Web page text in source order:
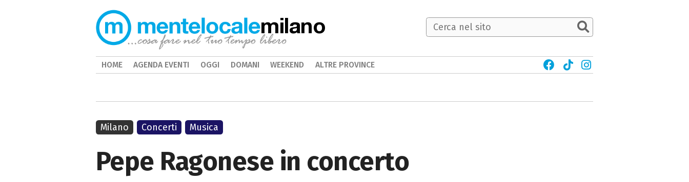
Pepe Ragonese in concerto
Milano Concerti Musica
milano
HOME AGENDA EVENTI OGGI DOMANI WEEKEND ALTRE PROVINCE